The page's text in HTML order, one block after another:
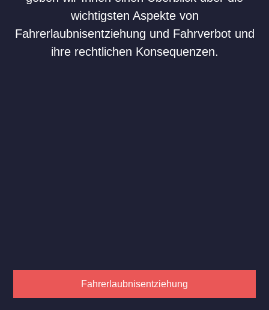
wichtigsten Aspekte von
Fahrerlaubnisentziehung und Fahrverbot und
ihre rechtlichen Konsequenzen.
Fahrerlaubnisentziehung